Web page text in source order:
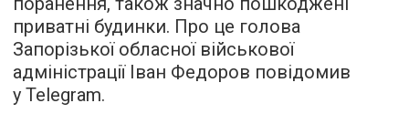
приватні будинки. Про це голова
Запорізької обласної військової
адміністрації Іван Федоров повідомив
у Telegram.